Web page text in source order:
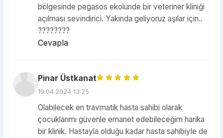
bölgesinde pegasos ekolünde bir veteriner kliniği
açılması sevindirici. Yakında geliyoruz aşılar için..
????????
Cevapla
Pinar Üstkanat
19.04.2024 13:25
Olabilecek en travmatik hasta sahibi olarak
çocuklarımı güvenle emanet edebileceğim harika
bir klinik. Hastayla olduğu kadar hasta sahibiyle de